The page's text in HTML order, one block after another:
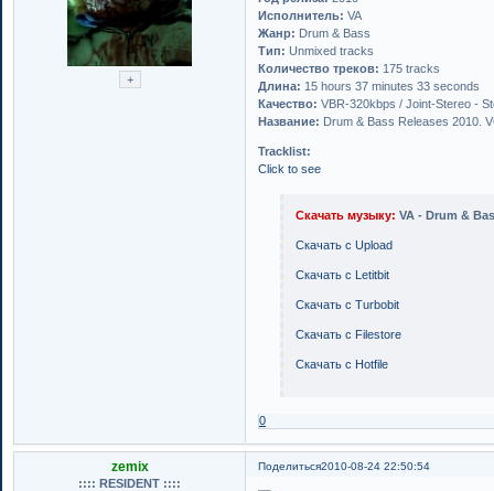
Исполнитель: VA
Жанр: Drum & Bass
Тип: Unmixed tracks
Количество треков: 175 tracks
Длина: 15 hours 37 minutes 33 seconds
Качество: VBR-320kbps / Joint-Stereo -
Название: Drum & Bass Releases 2010.
Tracklist:
Click to see
Скачать музыку: VA - Drum &
Скачать с Upload
Скачать с Letitbit
Скачать с Turbobit
Скачать с Filestore
Скачать с Hotfile
0
Поделиться2010-08-24 22:50:54
zemix
:::: RESIDENT ::::